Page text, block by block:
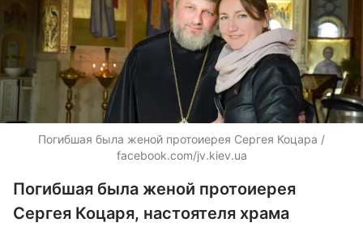
Погибшая была женой протоиерея Сергея Коцара /
facebook.com/jv.kiev.ua
Погибшая была женой протоиерея
Сергея Коцаря, настоятеля храма